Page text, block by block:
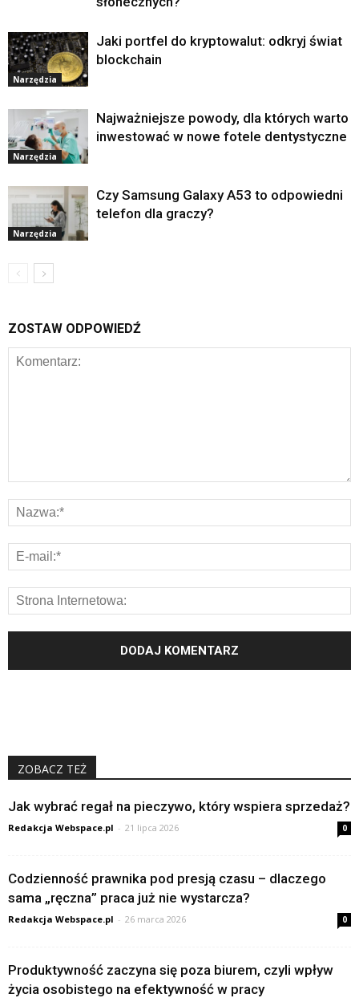
Narzędzia
Jaki portfel do kryptowalut: odkryj świat
blockchain
Narzędzia
Najważniejsze powody, dla których warto
inwestować w nowe fotele dentystyczne
Narzędzia
Czy Samsung Galaxy A53 to odpowiedni
telefon dla graczy?
ZOSTAW ODPOWIEDŹ
ZOBACZ TEŻ
Jak wybrać regał na pieczywo, który wspiera sprzedaż?
Redakcja Webspace.pl - 21 lipca 2026 0
Codzienność prawnika pod presją czasu – dlaczego
sama „ręczna” praca już nie wystarcza?
Redakcja Webspace.pl - 26 marca 2026 0
Produktywność zaczyna się poza biurem, czyli wpływ
życia osobistego na efektywność w pracy